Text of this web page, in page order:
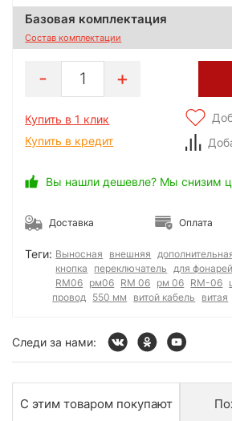
Базовая комплектация
Состав комплектации
1
Купить в 1 клик
Купить в кредит
Вы нашли дешевле? Мы снизим
Доставка Оплата
Теги: Выносная внешняя
кнопка
переключатель для фонарей
RM06 рм06 RM 06 рм 06 RM-06
провод
550 мм витой кабель витая
Следи за нами:
С этим товаром покупают